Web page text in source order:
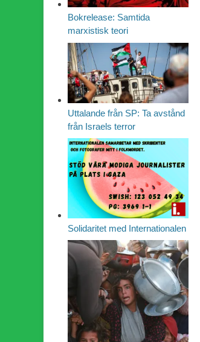
Bokrelease: Samtida
marxistisk teori
Uttalande från SP: Ta avstånd
från Israels terror
Solidaritet med Internationalen